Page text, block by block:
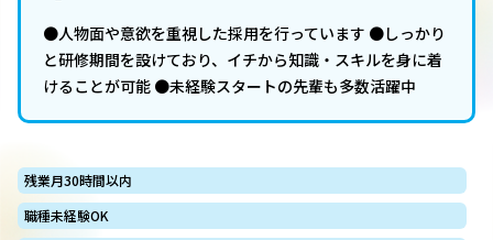
●人物⾯や意欲を重視した採用を行っています ●しっかり
と研修期間を設けており、イチから知識・スキルを身に着
けることが可能 ●未経験スタートの先輩も多数活躍中
残業月30時間以内
職種未経験OK